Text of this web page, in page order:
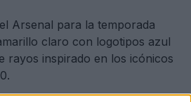
Arsenal para la temporada
claro con logotipos azul
rayos inspirado en los icónicos